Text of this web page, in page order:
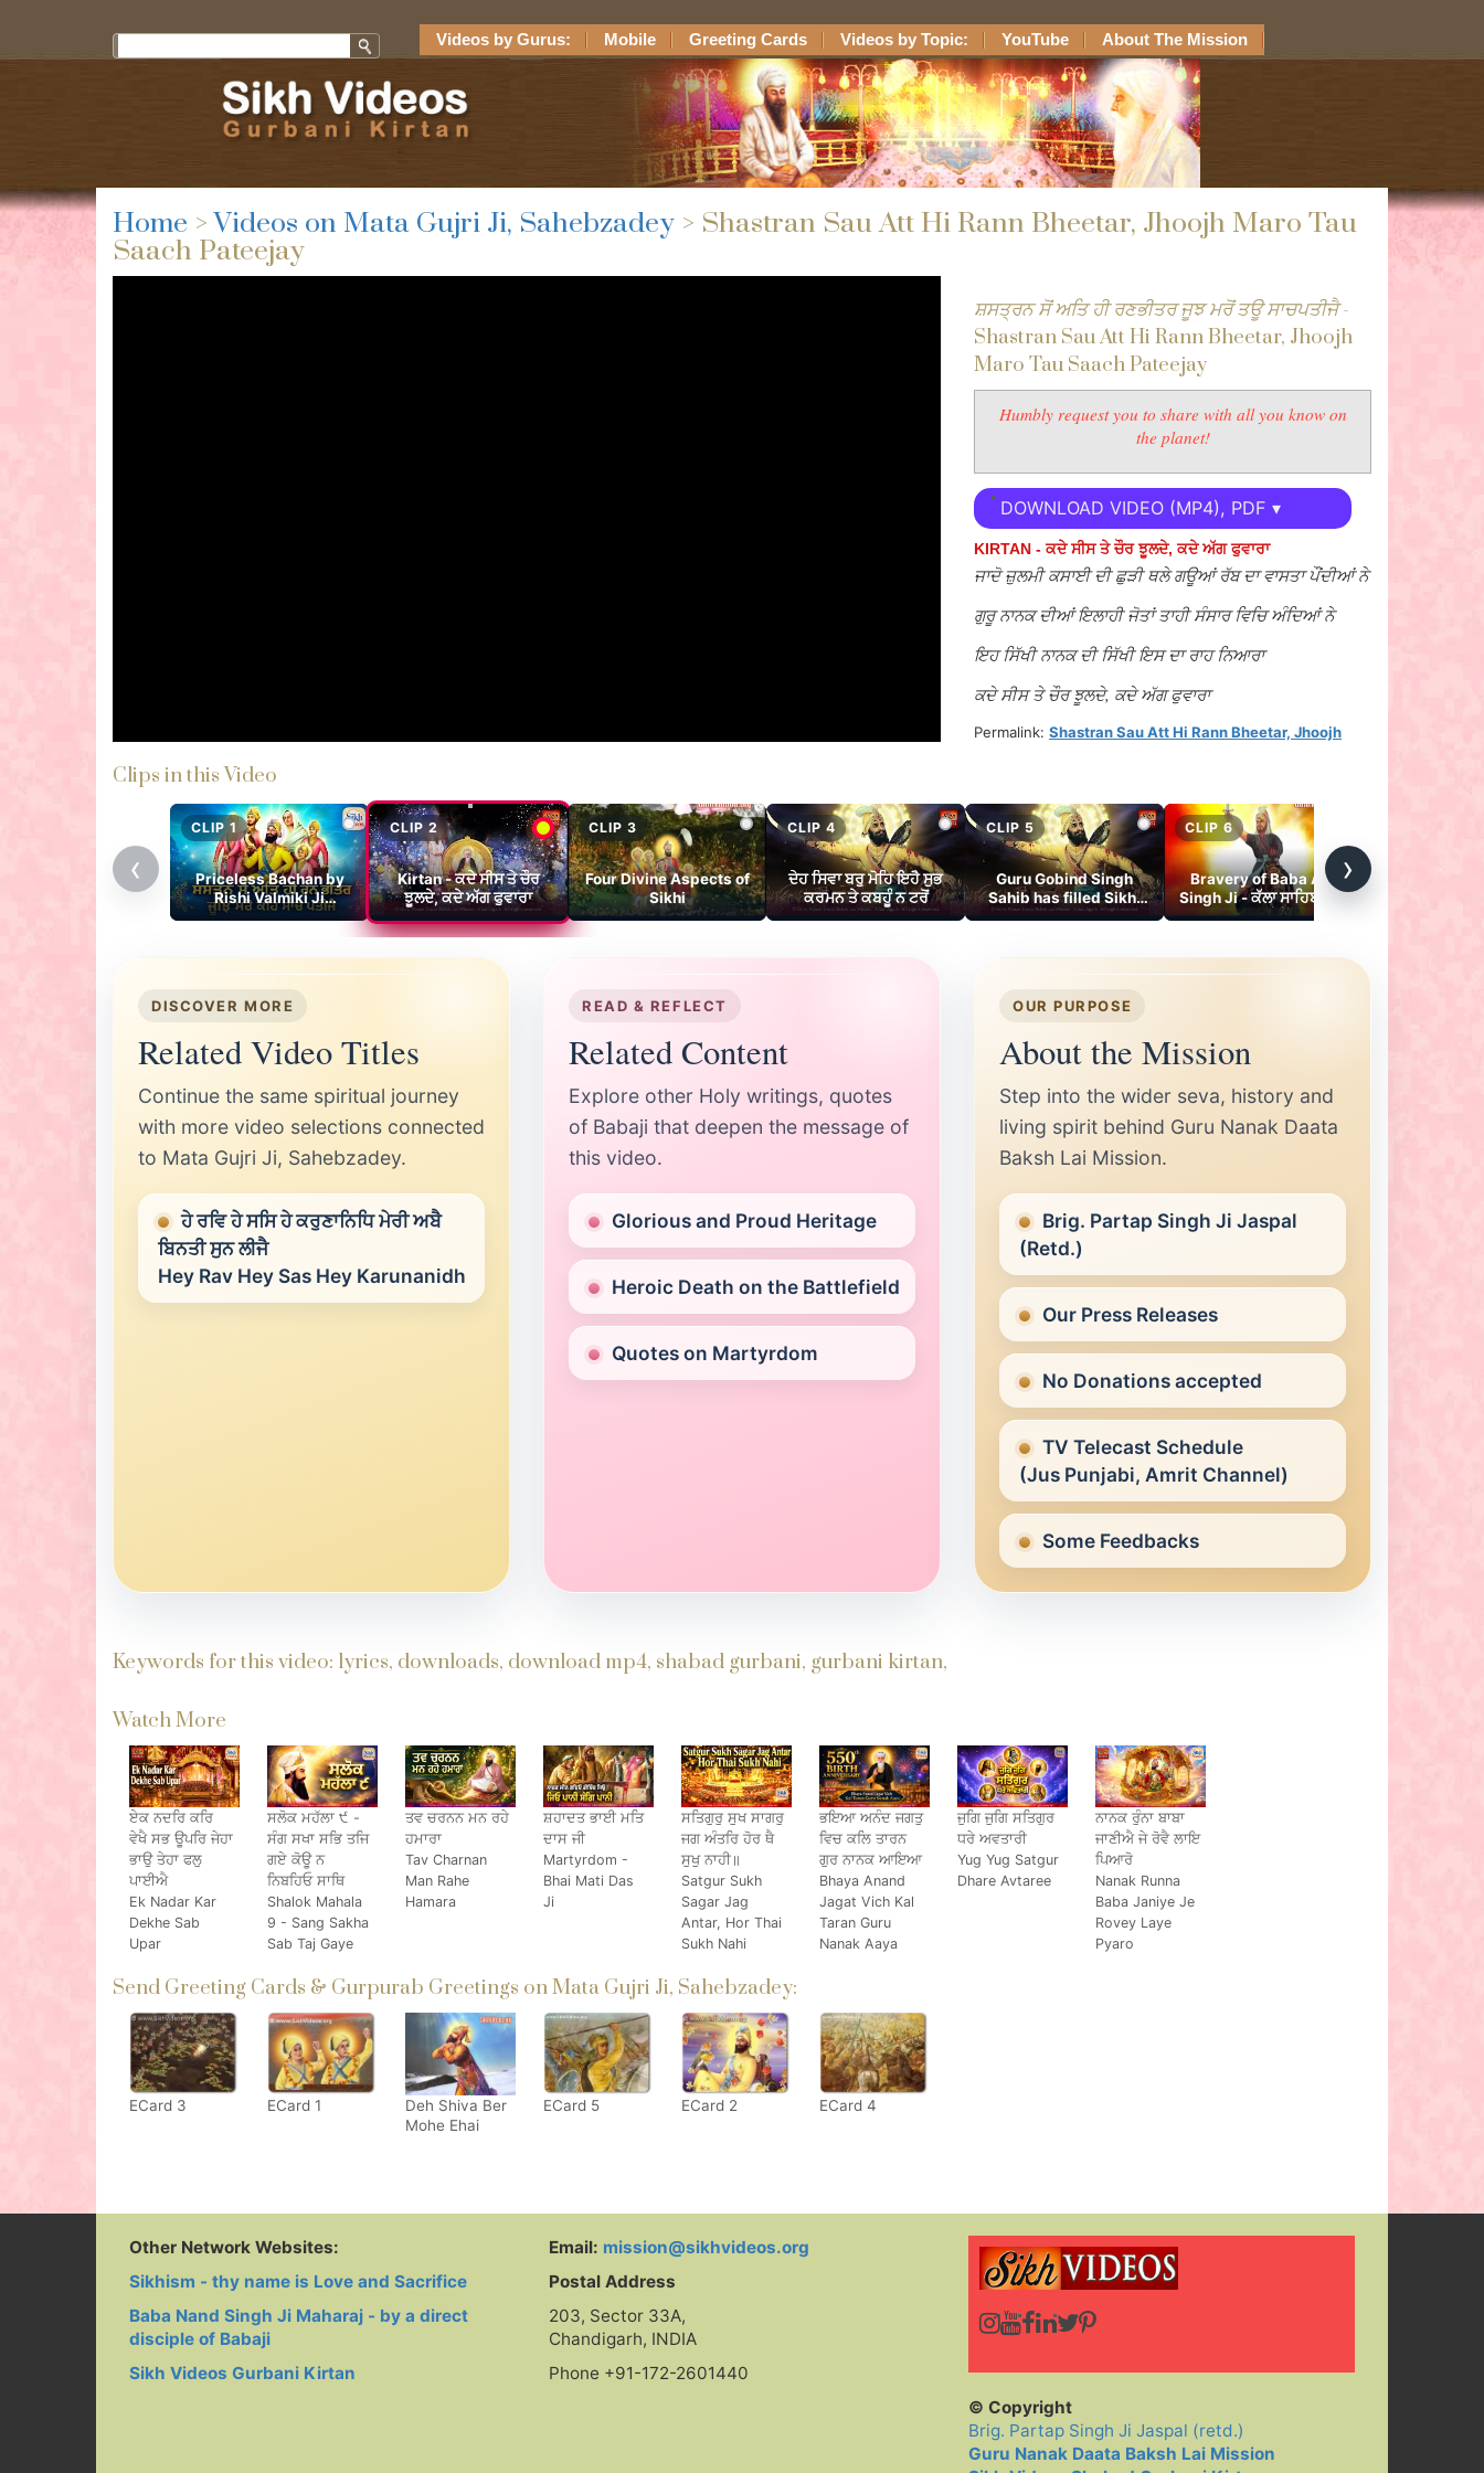
Videos by Gurus: Mobile Greeting Cards Videos by Topic: YouTube About The Mission
Home >Videos on Mata Gujri Ji, Sahebzadey > Shastran Sau Att Hi Rann Bheetar, Jhoojh Maro Tau
Saach Pateejay
ਸ਼ਸਤ੍ਰਨ ਸੋਂ ਅਤਿ ਹੀ ਰਣਭੀਤਰ ਜੂਝ ਮਰੋਂ ਤਊ ਸਾਚਪਤੀਜੈ-
Shastran Sau Att Hi Rann Bheetar, Jhoojh
Maro Tau Saach Pateejay
Humbly request you to share with all you know on
the planet!
DOWNLOAD VIDEO (MP4), PDF ▾
KIRTAN - ਕਦੇ ਸੀਸ ਤੇ ਚੌਰ ਝੂਲਦੇ, ਕਦੇ ਅੱਗ ਫੁਵਾਰਾ
ਜਾਦੋ ਜ਼ੁਲਮੀ ਕਸਾਈ ਦੀ ਛੁੜੀ ਥਲੇ ਗਊਆਂ ਰੱਬ ਦਾ ਵਾਸਤਾ ਪੌਂਦੀਆਂ ਨੇ
ਗੁਰੂ ਨਾਨਕ ਦੀਆਂ ਇਲਾਹੀ ਜੋਤਾਂ ਤਾਹੀ ਸੰਸਾਰ ਵਿਚਿ ਅੰਦਿਆਂ ਨੇ
ਇਹ ਸਿੱਖੀ ਨਾਨਕ ਦੀ ਸਿੱਖੀ ਇਸ ਦਾ ਰਾਹ ਨਿਆਰਾ
ਕਦੇ ਸੀਸ ਤੇ ਚੌਰ ਝੂਲਦੇ, ਕਦੇ ਅੱਗ ਫੁਵਾਰਾ
Permalink: Shastran Sau Att Hi Rann Bheetar, Jhoojh
Clips in this Video
‹
CLIP 1
Priceless Bachan by
Rishi Valmiki Ji
explained
CLIP 2
Kirtan - ਕਦੇ ਸੀਸ ਤੇ ਚੌਰ
ਝੂਲਦੇ, ਕਦੇ ਅੱਗ ਫੁਵਾਰਾ
CLIP 3
Four Divine Aspects of
Sikhi
CLIP 4
ਦੇਹ ਸਿਵਾ ਬਰੁ ਮੋਹਿ ਇਹੈ ਸੁਭ
ਕਰਮਨ ਤੇ ਕਬਹੂੰ ਨ ਟਰੋਂ
CLIP 5
Guru Gobind Singh
Sahib has filled Sikhi
with the Sacred hue of
CLIP 6
Bravery of Baba Ajit
Singh Ji - ਕੱਲਾ ਸਾਹਿਬਜ਼ਾਦਾ
ਨਹੀਂ ਹਜ਼ਾਰਾਂ ਕੋਲੋ ਹਰਦਾ
›
DISCOVER MORE
Related Video Titles
Continue the same spiritual journey
with more video selections connected
to Mata Gujri Ji, Sahebzadey.
ਹੇ ਰਵਿ ਹੇ ਸਸਿ ਹੇ ਕਰੁਣਾਨਿਧਿ ਮੇਰੀ ਅਬੈ
ਬਿਨਤੀ ਸੁਨ ਲੀਜੈ
Hey Rav Hey Sas Hey Karunanidh
READ & REFLECT
Related Content
Explore other Holy writings, quotes
of Babaji that deepen the message of
this video.
Glorious and Proud Heritage
Heroic Death on the Battlefield
Quotes on Martyrdom
OUR PURPOSE
About the Mission
Step into the wider seva, history and
living spirit behind Guru Nanak Daata
Baksh Lai Mission.
Brig. Partap Singh Ji Jaspal
(Retd.)
Our Press Releases
No Donations accepted
TV Telecast Schedule
(Jus Punjabi, Amrit Channel)
Some Feedbacks
Keywords for this video: lyrics, downloads, download mp4, shabad gurbani, gurbani kirtan,
Watch More
ਏਕ ਨਦਰਿ ਕਰਿ
ਵੇਖੈ ਸਭ ਊਪਰਿ ਜੇਹਾ
ਭਾਉ ਤੇਹਾ ਫਲੁ
ਪਾਈਐ
Ek Nadar Kar
Dekhe Sab
Upar
ਸਲੋਕ ਮਹੱਲਾ ੯ -
ਸੰਗ ਸਖਾ ਸਭਿ ਤਜਿ
ਗਏ ਕੋਊ ਨ
ਨਿਬਹਿਓ ਸਾਥਿ
Shalok Mahala
9 - Sang Sakha
Sab Taj Gaye
ਤਵ ਚਰਨਨ ਮਨ ਰਹੇ
ਹਮਾਰਾ
Tav Charnan
Man Rahe
Hamara
ਸ਼ਹਾਦਤ ਭਾਈ ਮਤਿ
ਦਾਸ ਜੀ
Martyrdom -
Bhai Mati Das
Ji
ਸਤਿਗੁਰੁ ਸੁਖ ਸਾਗਰੁ
ਜਗ ਅੰਤਰਿ ਹੋਰ ਥੈ
ਸੁਖੁ ਨਾਹੀ॥
Satgur Sukh
Sagar Jag
Antar, Hor Thai
Sukh Nahi
ਭਇਆ ਅਨੰਦ ਜਗਤੁ
ਵਿਚ ਕਲਿ ਤਾਰਨ
ਗੁਰ ਨਾਨਕ ਆਇਆ
Bhaya Anand
Jagat Vich Kal
Taran Guru
Nanak Aaya
ਜੁਗਿ ਜੁਗਿ ਸਤਿਗੁਰ
ਧਰੇ ਅਵਤਾਰੀ
Yug Yug Satgur
Dhare Avtaree
ਨਾਨਕ ਰੁੰਨਾ ਬਾਬਾ
ਜਾਣੀਐ ਜੇ ਰੋਵੈ ਲਾਇ
ਪਿਆਰੋ
Nanak Runna
Baba Janiye Je
Rovey Laye
Pyaro
Send Greeting Cards & Gurpurab Greetings on Mata Gujri Ji, Sahebzadey:
ECard 3 ECard 1
Deh Shiva Ber
Mohe Ehai
ECard 5 ECard 2 ECard 4
Other Network Websites:
Sikhism - thy name is Love and Sacrifice
Baba Nand Singh Ji Maharaj - by a direct
disciple of Babaji
Sikh Videos Gurbani Kirtan
Email: mission@sikhvideos.org
Postal Address
203, Sector 33A,
Chandigarh, INDIA
Phone +91-172-2601440
© Copyright
Brig. Partap Singh Ji Jaspal (retd.)
Guru Nanak Daata Baksh Lai Mission